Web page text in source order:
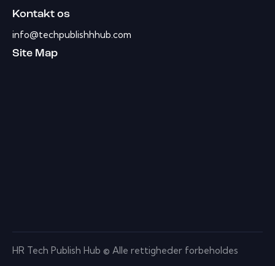
Kontakt os
info@techpublishhhub.com
Site Map
HR Tech Publish Hub © Alle rettigheder forbeholdes